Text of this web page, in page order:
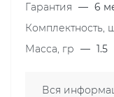
Гарантия — 6
Комплектность,
Масса, гр — 1.5
Вся